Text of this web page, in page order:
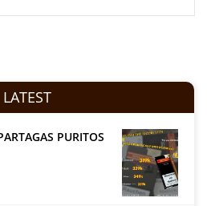
LATEST
PURITOS